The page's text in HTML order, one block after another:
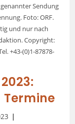
Sendung
Foto: ORF.
und nur nach
Copyright:
+43-(0)1-87878-